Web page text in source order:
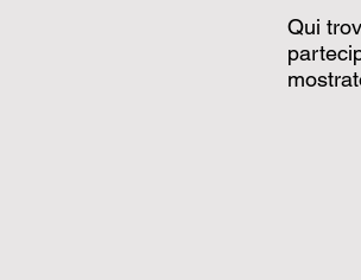
Qui